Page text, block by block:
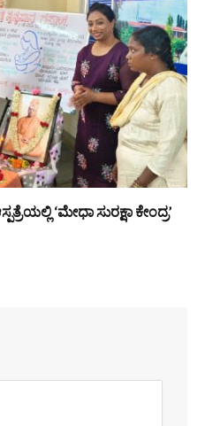
‘ಮೇಧಾ ಸುರಕ್ಷಾ ಕೇಂದ್ರ’